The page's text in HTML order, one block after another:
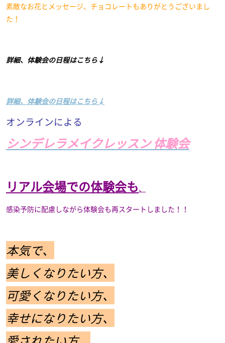
素敵なお花とメッセージ、チョコレートもありがとうございまし
た！
詳細、体験会の日程はこちら↓
詳細、体験会の日程はこちら↓
オンラインによる
シンデレラメイクレッスン 体験会
リアル会場での体験会も、
感染予防に配慮しながら体験会も再スタートしました！！
本気で、
美しくなりたい方、
可愛くなりたい方、
幸せになりたい方、